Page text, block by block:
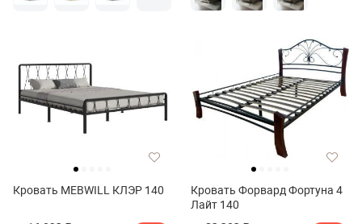
Кровать MEBWILL КЛЭР 140
Кровать Форвард Фортуна 4
Лайт 140